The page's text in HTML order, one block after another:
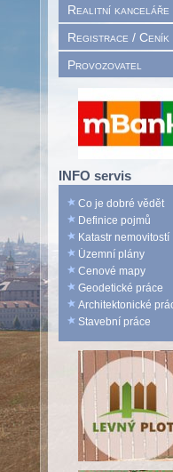
Realitní kanceláře
Registrace / Ceník
Provozovatel
INFO servis
Co je dobré vědět
Definice pojmů
Katastr nemovitostí
Územní plány
Cenové mapy
Geodetické práce
Architektonické
Stavební práce